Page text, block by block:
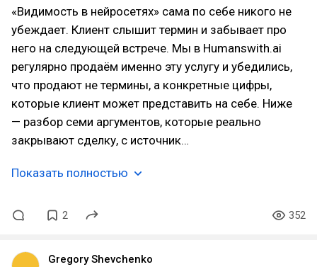
«Видимость в нейросетях» сама по себе никого не
убеждает. Клиент слышит термин и забывает про
него на следующей встрече. Мы в Humanswith.ai
регулярно продаём именно эту услугу и убедились,
что продают не термины, а конкретные цифры,
которые клиент может представить на себе. Ниже
— разбор семи аргументов, которые реально
закрывают сделку, с источник…
Показать полностью
2 352
Gregory Shevchenko